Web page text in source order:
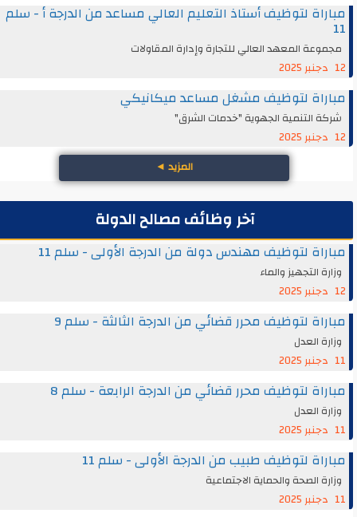
مباراة لتوظيف أستاذ التعليم العالي مساعد من الدرجة أ - سلم
11
مجموعة المعهد العالي للتجارة وإدارة المقاولات
12 دجنبر 2025
مباراة لتوظيف مشغل مساعد ميكانيكي
شركة التنمية الجهوية "خدمات الشرق"
12 دجنبر 2025
المزيد◄
آخر وظائف مصالح الدولة
مباراة لتوظيف مهندس دولة من الدرجة الأولى - سلم 11
وزارة التجهيز والماء
12 دجنبر 2025
مباراة لتوظيف محرر قضائي من الدرجة الثالثة - سلم 9
وزارة العدل
11 دجنبر 2025
مباراة لتوظيف محرر قضائي من الدرجة الرابعة - سلم 8
وزارة العدل
11 دجنبر 2025
مباراة لتوظيف طبيب من الدرجة الأولى - سلم 11
وزارة الصحة والحماية الاجتماعية
11 دجنبر 2025